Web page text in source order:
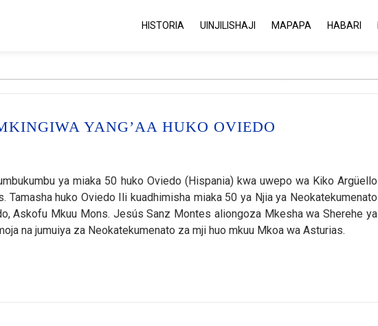
HISTORIA UINJILISHAJI MAPAPA HABARI
YANG’AA HUKO OVIEDO
ya miaka 50 huko Oviedo (Hispania) kwa uwepo wa Kiko Argüello
huko Oviedo Ili kuadhimisha miaka 50 ya Njia ya Neokatekumenato
Askofu Mkuu Mons. Jesús Sanz Montes aliongoza Mkesha wa Sherehe ya
na jumuiya za Neokatekumenato za mji huo mkuu Mkoa wa Asturias.